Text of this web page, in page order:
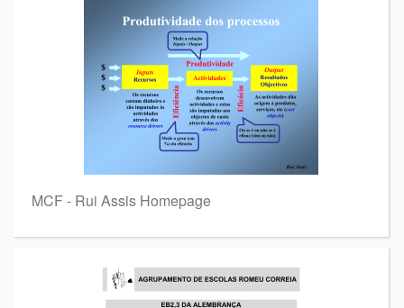
MCF - Rui Assis Homepage